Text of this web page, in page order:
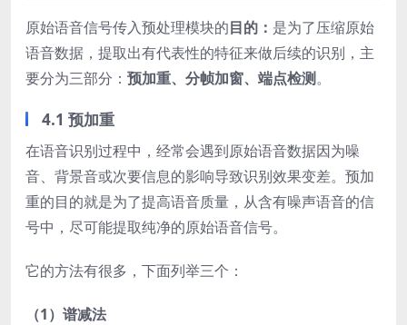
原始语音信号传入预处理模块的目的： 是为了压缩原始
语音数据，提取出有代表性的特征来做后续的识别，主
要分为三部分： 预加重、分帧加窗、端点检测。
4.1 预加重
在语音识别过程中，经常会遇到原始语音数据因为噪
音、背景音或次要信息的影响导致识别效果变差。预加
重的目的就是为了提高语音质量，从含有噪声语音的信
号中，尽可能提取纯净的原始语音信号。
它的方法有很多，下面列举三个：
（1）谱减法